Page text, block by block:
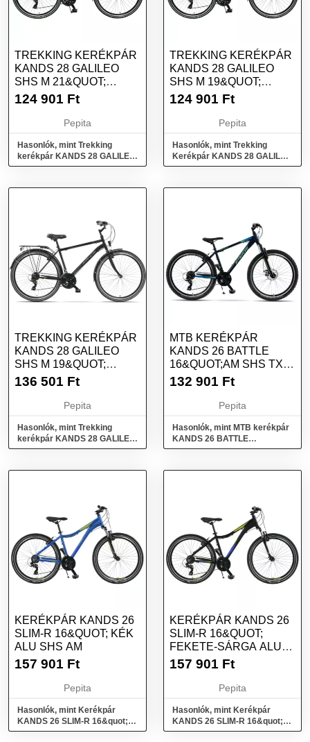
TREKKING KERÉKPÁR
KANDS 28 GALILEO
SHS M 21&QUOT;
GRAFIT-PIROS SZÍNŰ
124 901 Ft
Pepita
Hasonlók, mint Trekking
kerékpár KANDS 28 GALILEO
SHS M 21&quot; Grafit-piros
TREKKING KERÉKPÁR
KANDS 28 GALILEO
SHS M 19&QUOT;
GRAFIT-PIROS SZÍNŰ
124 901 Ft
Pepita
Hasonlók, mint Trekking
Kerékpár KANDS 28 GALILEO
SHS M 19&quot; Grafit-piros
TREKKING KERÉKPÁR
KANDS 28 GALILEO
SHS M 19&QUOT;
FEKETE-FEHÉR SZÍNŰ
136 501 Ft
Pepita
Hasonlók, mint Trekking
kerékpár KANDS 28 GALILEO
SHS M 19&quot; Fekete-fehér
MTB KERÉKPÁR
KANDS 26 BATTLE
16&QUOT;AM SHS TX
KV KÉK SZÍNŰ
132 901 Ft
Pepita
Hasonlók, mint MTB kerékpár
KANDS 26 BATTLE
16&quot;AM SHS TX KV kék
KERÉKPÁR KANDS 26
SLIM-R 16&QUOT; KÉK
ALU SHS AM
157 901 Ft
Pepita
Hasonlók, mint Kerékpár
KANDS 26 SLIM-R 16&quot;
KÉK ALU SHS AM
KERÉKPÁR KANDS 26
SLIM-R 16&QUOT;
FEKETE-SÁRGA ALU
SHS AM
157 901 Ft
Pepita
Hasonlók, mint Kerékpár
KANDS 26 SLIM-R 16&quot;
FEKETE-SÁRGA ALU SHS AM